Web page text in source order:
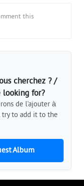
this
cherchez ? /
for?
de l'ajouter à
try to add it to the
Album